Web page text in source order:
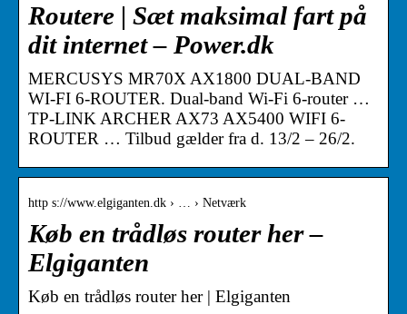
Routere | Sæt maksimal fart på
dit internet – Power.dk
MERCUSYS MR70X AX1800 DUAL-BAND
WI-FI 6-ROUTER. Dual-band Wi-Fi 6-router …
TP-LINK ARCHER AX73 AX5400 WIFI 6-
ROUTER … Tilbud gælder fra d. 13/2 – 26/2.
http s://www.elgiganten.dk › … › Netværk
Køb en trådløs router her –
Elgiganten
Køb en trådløs router her | Elgiganten